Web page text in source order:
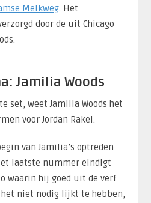
Melkweg. Het
door de uit Chicago
Jamilia Woods
set, weet Jamilia Woods het
voor Jordan Rakei.
van Jamilia’s optreden
laatste nummer eindigt
waarin hij goed uit de verf
het niet nodig lijkt te hebben,